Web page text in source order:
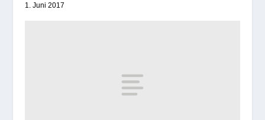
1. Juni 2017